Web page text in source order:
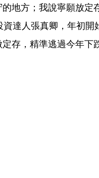
地方；我說寧願放定
資達人張真卿，年初
存，精準逃過今年下